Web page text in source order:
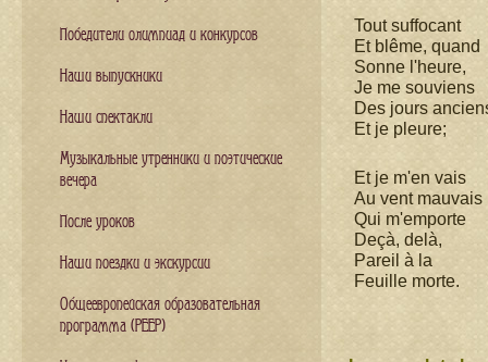
Tout suffocant
Et blême, quand
Sonne l'heure,
Je me souviens
Des jours
Et je pleure;
Et je m'en vais
Au vent mauvais
Qui m'emporte
Deçà, delà,
Pareil à la
Feuille morte.
Победители олимпиад и конкурсов
Наши выпускники
Наши спектакли
Музыкальные утренники и поэтические
вечера
После уроков
Наши поездки и экскурсии
Общеевропейская образовательная
программа (PEEP)